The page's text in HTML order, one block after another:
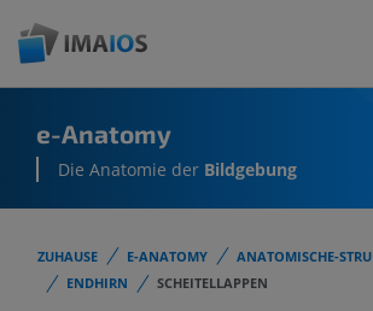
e-Anatomy
Die Anatomie der Bildgebung
ZUHAUSE E-ANATOMY ANATOMISCHE-
ENDHIRN
SCHEITELLAPPEN